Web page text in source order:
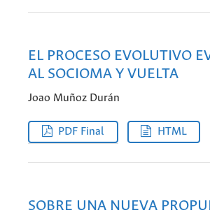
EL PROCESO EVOLUTIVO
AL SOCIOMA Y VUELTA
Joao Muñoz Durán
PDF Final HTML
SOBRE UNA NUEVA